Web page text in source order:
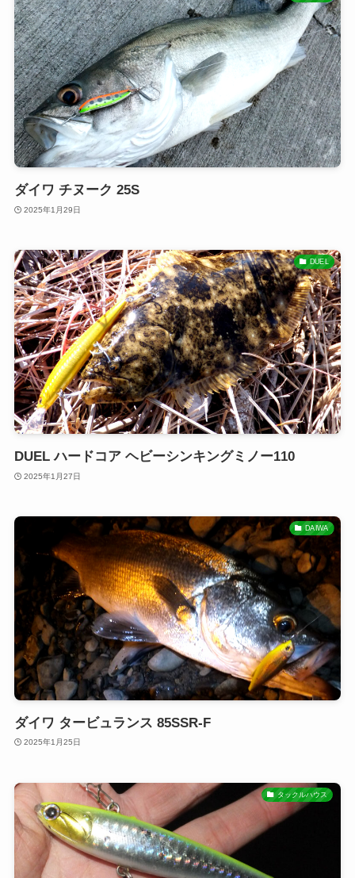
ダイワ チヌーク 25S
2025年1月29日
DUEL
DUEL ハードコア ヘビーシンキングミノー110
2025年1月27日
DAIWA
ダイワ タービュランス 85SSR-F
2025年1月25日
タックルハウス